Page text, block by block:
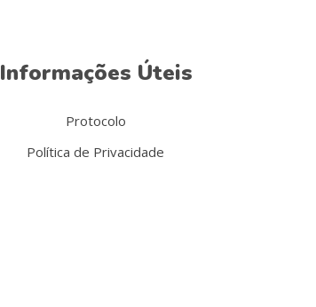
Informações Úteis
Protocolo
Política de Privacidade